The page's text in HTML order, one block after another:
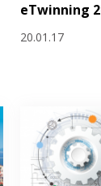
eTwinning
20.01.17